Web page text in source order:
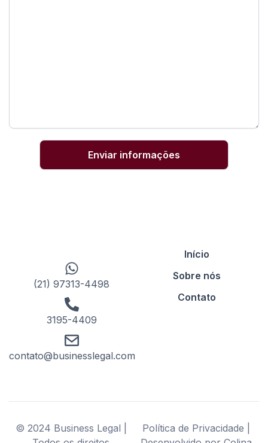
(21) 97313-4498
3195-4409
contato@businesslegal.com
Início
Sobre nós
Contato
© 2024 Business Legal |
Política de Privacidade |